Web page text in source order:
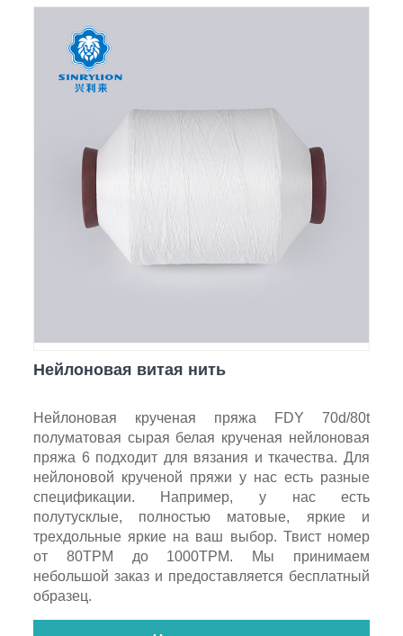
Нейлоновая витая нить
Нейлоновая крученая пряжа FDY 70d/80t
полуматовая сырая белая крученая нейлоновая
пряжа 6 подходит для вязания и ткачества. Для
нейлоновой крученой пряжи у нас есть разные
спецификации. Например, у нас есть
полутусклые, полностью матовые, яркие и
трехдольные яркие на ваш выбор. Твист номер
от 80TPM до 1000TPM. Мы принимаем
небольшой заказ и предоставляется бесплатный
образец.